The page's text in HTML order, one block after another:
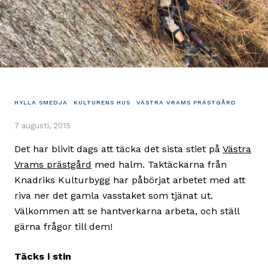
HYLLA SMEDJA KULTURENS HUS VÄSTRA VRAMS PRÄSTGÅRD
7 augusti, 2015
Det har blivit dags att täcka det sista stiet på Västra
Vrams prästgård med halm. Taktäckarna från
Knadriks Kulturbygg har påbörjat arbetet med att
riva ner det gamla vasstaket som tjänat ut.
Välkommen att se hantverkarna arbeta, och ställ
gärna frågor till dem!
Täcks i stin